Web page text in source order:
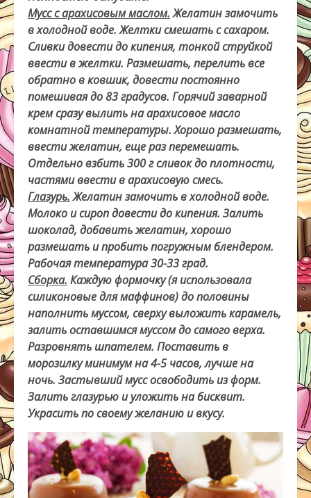
Мусс с арахисовым маслом.Желатин замочить
в холодной воде. Желтки смешать с сахаром.
Сливки довести до кипения, тонкой струйкой
ввести в желтки. Размешать, перелить все
обратно в ковшик, довести постоянно
помешивая до 83 градусов. Горячий заварной
крем сразу вылить на арахисовое масло
комнатной температуры. Хорошо размешать,
ввести желатин, еще раз перемешать.
Отдельно взбить 300 г сливок до плотности,
частями ввести в арахисовую смесь.
Глазурь.Желатин замочить в холодной воде.
Молоко и сироп довести до кипения. Залить
шоколад, добавить желатин, хорошо
размешать и пробить погружным блендером.
Рабочая температура 30-33 град.
Сборка. Каждую формочку (я использовала
силиконовые для маффинов) до половины
наполнить муссом, сверху выложить карамель,
залить оставшимся муссом до самого верха.
Разровнять шпателем. Поставить в
морозилку минимум на 4-5 часов, лучше на
ночь. Застывший мусс освободить из форм.
Залить глазурью и уложить на бисквит.
Украсить по своему желанию и вкусу.